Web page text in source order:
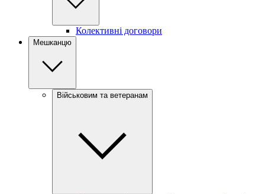
Колективні договори
Мешканцю
Військовим та ветеранам